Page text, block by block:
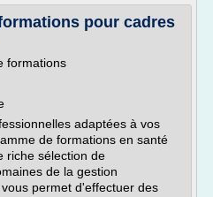
pour cadres
formations
adaptées à vos
de formations en santé
riche sélection de
de la gestion
permet d'effectuer des